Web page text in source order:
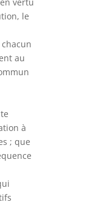
le
au
à
; que